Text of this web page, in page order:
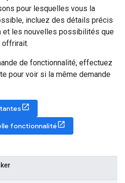
pour lesquelles vous la
incluez des détails précis
et les nouvelles possibilités que
offrirait.
de fonctionnalité, effectuez
pour voir si la même demande
fonctionnalité